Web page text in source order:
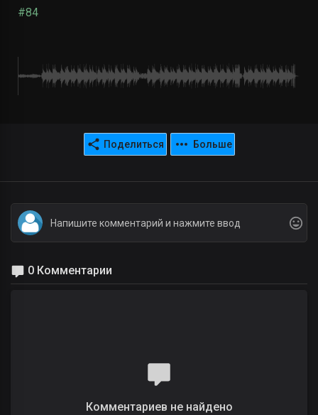
#84
Поделиться Больше
0 Комментарии
Комментариев не найдено